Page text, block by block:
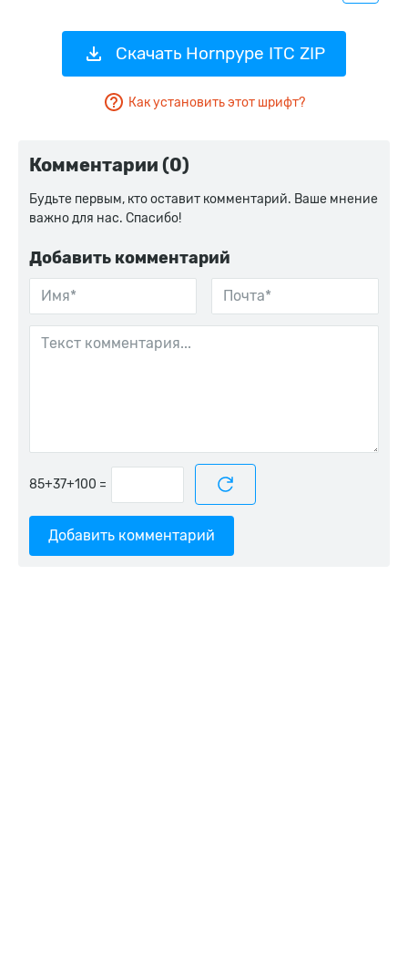
Скачать Hornpype ITC ZIP
Как установить этот шрифт?
Комментарии (0)
Будьте первым, кто оставит комментарий. Ваше мнение
важно для нас. Спасибо!
Добавить комментарий
=
Добавить комментарий